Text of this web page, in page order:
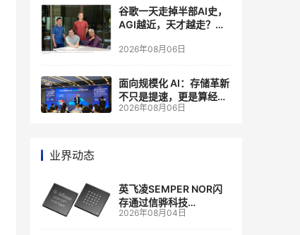
谷歌一天走掉半部AI史，
AGI越近，天才越走？大
自己的研发节奏
2026年08月06日
面向规模化 AI：存储革新
不只是提速，更是算经济
账
2026年08月06日
业界动态
英飞凌SEMPER NOR闪
存通过信骅科技
AST2700 BMC认证，全
2026年08月04日